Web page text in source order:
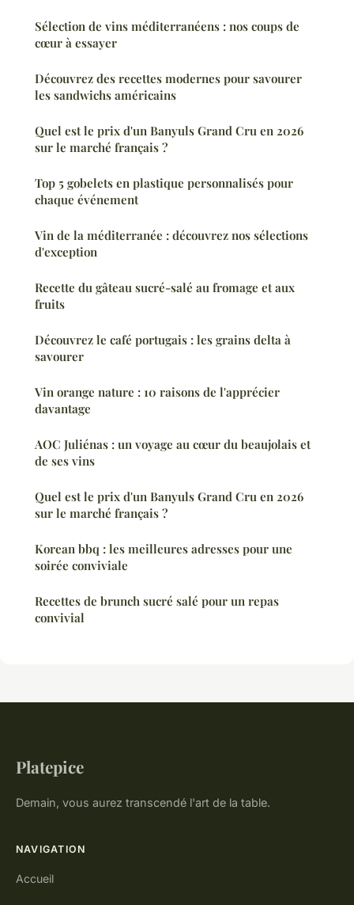
Sélection de vins méditerranéens : nos coups de
cœur à essayer
Découvrez des recettes modernes pour savourer
les sandwichs américains
Quel est le prix d'un Banyuls Grand Cru en 2026
sur le marché français ?
Top 5 gobelets en plastique personnalisés pour
chaque événement
Vin de la méditerranée : découvrez nos sélections
d'exception
Recette du gâteau sucré-salé au fromage et aux
fruits
Découvrez le café portugais : les grains delta à
savourer
Vin orange nature : 10 raisons de l'apprécier
davantage
AOC Juliénas : un voyage au cœur du beaujolais et
de ses vins
Quel est le prix d'un Banyuls Grand Cru en 2026
sur le marché français ?
Korean bbq : les meilleures adresses pour une
soirée conviviale
Recettes de brunch sucré salé pour un repas
convivial
Platepice
Demain, vous aurez transcendé l'art de la table.
NAVIGATION
Accueil